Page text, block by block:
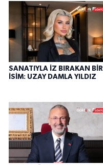
SANATIYLA İZ BIRAKAN BİR
İSİM: UZAY DAMLA YILDIZ